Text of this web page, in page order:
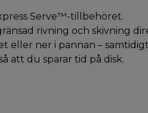
Serve™-tillbehöret.
rivning och skivning
eller ner i pannan –
att du sparar tid på disk.